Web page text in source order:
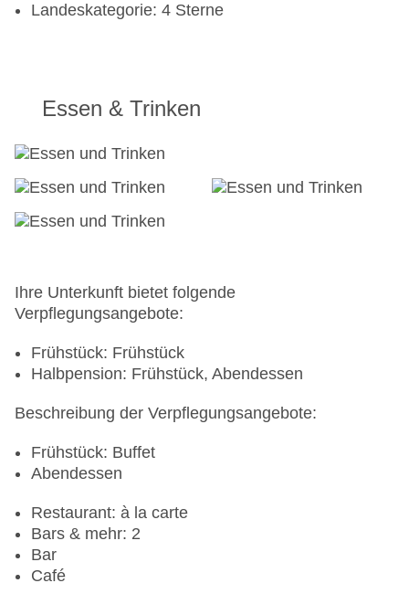
Landeskategorie: 4 Sterne
Essen & Trinken
Ihre Unterkunft bietet folgende
Verpflegungsangebote:
Frühstück: Frühstück
Halbpension: Frühstück, Abendessen
Beschreibung der Verpflegungsangebote:
Frühstück: Buffet
Abendessen
Restaurant: à la carte
Bars & mehr: 2
Bar
Café